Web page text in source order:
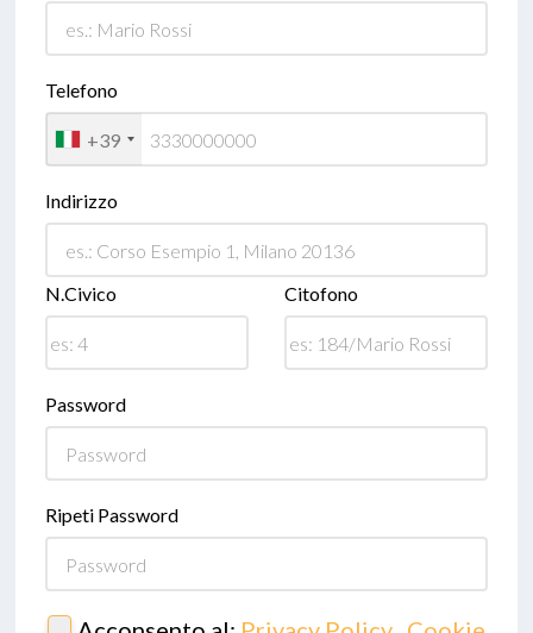
Telefono
+39
Indirizzo
N.Civico Citofono
Password
Ripeti Password